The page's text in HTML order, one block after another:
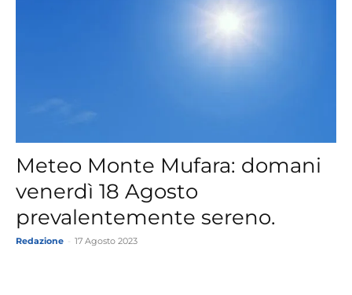
Meteo Monte Mufara: domani
venerdì 18 Agosto
prevalentemente sereno.
Redazione 17 Agosto 2023